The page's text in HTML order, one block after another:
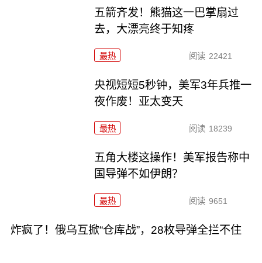
五箭齐发！熊猫这一巴掌扇过
去，大漂亮终于知疼
最热 阅读 22421
央视短短5秒钟，美军3年兵推一
夜作废！亚太变天
最热 阅读 18239
五角大楼这操作！美军报告称中
国导弹不如伊朗？
最热 阅读 9651
炸疯了！俄乌互掀“仓库战”，28枚导弹全拦不住